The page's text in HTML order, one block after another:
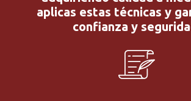
aplicas estas técnicas y
confianza y